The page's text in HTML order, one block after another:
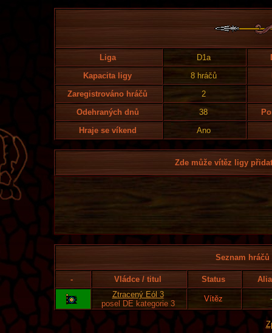
Liga D1a
Kapacita ligy
8 hráčů
Zaregistrováno hráčů
2
Odehraných dnů
38
Hraje se víkend
Ano
Zde může vítěz ligy
Seznam
- Vládce / titul Status
Ztracený Eól 3
posel DE kategorie 3
Vítěz -